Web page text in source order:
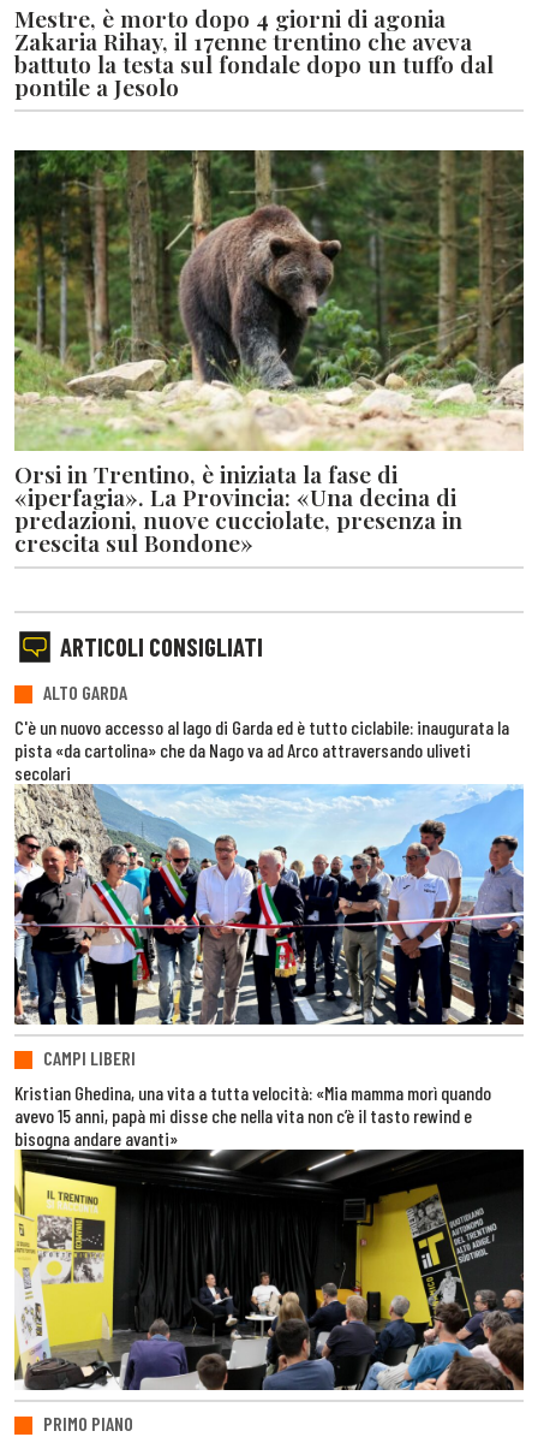
Mestre, è morto dopo 4 giorni di agonia
Zakaria Rihay, il 17enne trentino che aveva
battuto la testa sul fondale dopo un tuffo dal
pontile a Jesolo
Orsi in Trentino, è iniziata la fase di
«iperfagia». La Provincia: «Una decina di
predazioni, nuove cucciolate, presenza in
crescita sul Bondone»
ARTICOLI CONSIGLIATI
ALTO GARDA
C'è un nuovo accesso al lago di Garda ed è tutto ciclabile: inaugurata la
pista «da cartolina» che da Nago va ad Arco attraversando uliveti
secolari
CAMPI LIBERI
Kristian Ghedina, una vita a tutta velocità: «Mia mamma morì quando
avevo 15 anni, papà mi disse che nella vita non c’è il tasto rewind e
bisogna andare avanti»
PRIMO PIANO